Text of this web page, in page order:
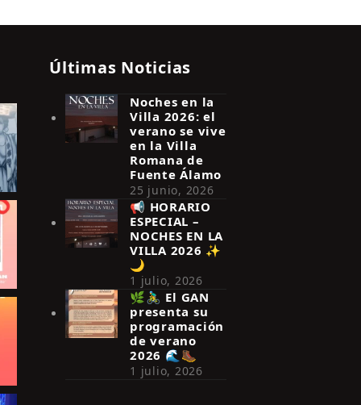
Últimas Noticias
Noches en la
Villa 2026: el
verano se vive
en la Villa
Romana de
Fuente Álamo
25 junio, 2026
📢 HORARIO
ESPECIAL –
NOCHES EN LA
VILLA 2026 ✨
🌙
1 julio, 2026
🌿🚴‍♂️ El GAN
presenta su
programación
de verano
2026 🌊🥾
1 julio, 2026